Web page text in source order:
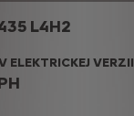
L4H2
ELEKTRICKEJ VERZII